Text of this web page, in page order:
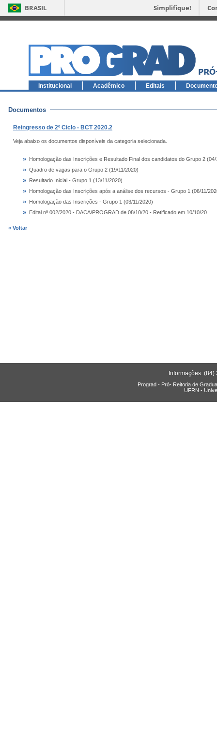
BRASIL Simplifique!
Institucional Acadêmico Editais
Documentos
Reingresso de 2º Ciclo - BCT 2020.2
Veja abaixo os documentos disponíveis da categoria selecionada.
» Homologação das Inscrições e Resultado Final dos candidatos do Grupo 2
» Quadro de vagas para o Grupo 2 (19/11/2020)
» Resultado Inicial - Grupo 1 (13/11/2020)
» Homologação das Inscrições após a análise dos recursos - Grupo 1 (06/11/
» Homologação das Inscrições - Grupo 1 (03/11/2020)
» Edital nº 002/2020 - DACA/PROGRAD de 08/10/20 - Retificado em 10/10/20
« Voltar
Informações:
Prograd - Pró- Reitoria de
UFRN -